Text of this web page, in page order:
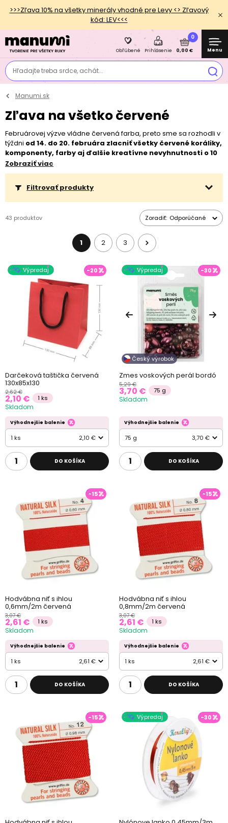
>>>Zľava 10% na všetky minerály vhodné pre Levy <> Zľavový
kód: LEV<<<
Hľadajte treba srdce, achát...
Obľúbené Prihlásenie
0
0,00 € Menu
Manumi.sk
Zľava na všetko červené
Februárovej výzve vládne červená farba, preto sme sa rozhodli v
týždni od 14. do 20. februára zlacniť všetky červené koráliky,
komponenty, farby aj ďalšie kreatívne nevyhnutnosti o 10
%!Zľava sa nevzťahuje na zvýhodnené, už zlacnené balenia.
Vytvorte si červený šperk alebo dekoráciu a nezabudnite sa
zapojiť do našej #vyzvaodkoralok! Inšpiráciu a pravidlá nájdete v
našomčlánkualebo si môžete prečítať niečo o psychológii
červenej farbytu.
Zobraziť viac
Filtrovať produkty
43 produktov Zoradiť: Odporúčané
1 2 3
Výpredaj -20
Darčeková taštička červená
130x85x130
2,62 €
2,10 € 1 ks
Skladom
Výhodnejšie balenie
1 ks 2,10 €
DO KOŠÍKA
Výpredaj
Český výrobok
-30
Zmes voskových perál bordó
5,29 €
3,70 € 75 g
Skladom
Výhodnejšie balenie
75 g 3,70 €
DO KOŠÍKA
-15
Hodvábna niť s ihlou
0,6mm/2m červená
3,07 €
2,61 € 1 ks
Skladom
Výhodnejšie balenie
1 ks 2,61 €
DO KOŠÍKA
-15
Hodvábna niť s ihlou
0,8mm/2m červená
3,07 €
2,61 € 1 ks
Skladom
Výhodnejšie balenie
1 ks 2,61 €
DO KOŠÍKA
-15 Výpredaj -30